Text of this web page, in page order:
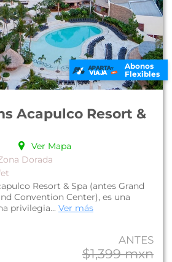
Abonos
Flexibles
Acapulco Resort &
Ver Mapa
Dorada
Resort & Spa (antes Grand
Convention Center), es una
privilegia... Ver más
ANTES
$1,399 mxn